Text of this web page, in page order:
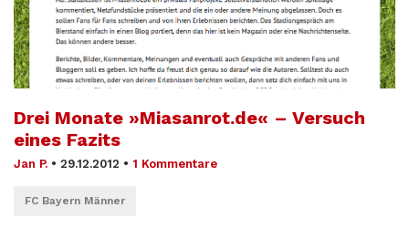
Drei Monate »Miasanrot.de« – Versuch
eines Fazits
Jan P. • 29.12.2012 • 1 Kommentare
FC Bayern Männer